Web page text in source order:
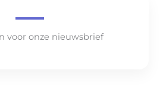
voor onze nieuwsbrief